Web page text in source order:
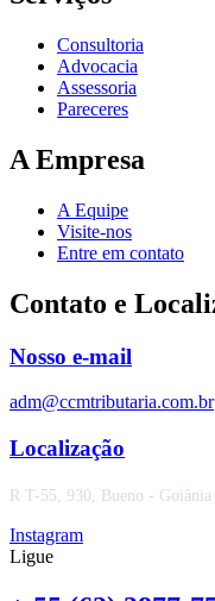
Consultoria
Advocacia
Assessoria
Pareceres
A Empresa
A Equipe
Visite-nos
Entre em contato
Contato e
Nosso e-mail
adm@ccmtributaria.com.br
Localização
R T-55, 930, Bueno -
Instagram
Ligue